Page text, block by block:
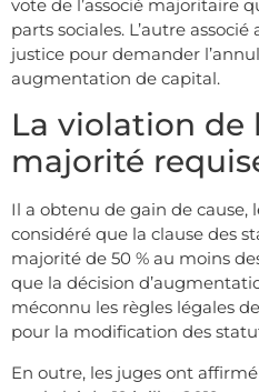
vote de l’associé majoritaire
parts sociales. L’autre associé
justice pour demander
augmentation de capital.
La violation de
majorité
Il a obtenu de gain de cause,
considéré que la clause des
majorité de 50 % au moins
que la décision
méconnu les règles légales
pour la modification des
En outre, les juges ont